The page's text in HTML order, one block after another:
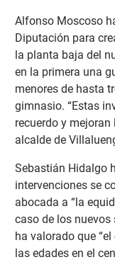
Alfonso Moscoso
Diputación para
la planta baja del
en la primera una
menores de hasta
gimnasio. “Estas
recuerdo y
alcalde de
Sebastián Hidalgo
intervenciones se
abocada a “la
caso de los nuevos
ha valorado que
las edades en el